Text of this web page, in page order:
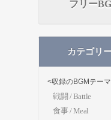
フリー
カテゴリ
<収録のBGMテー
戦闘 / Battle
食事 / Meal